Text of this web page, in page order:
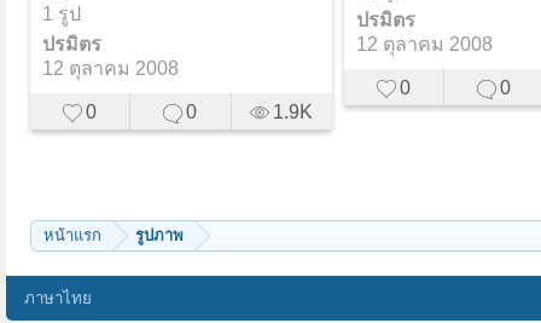
1 รูป
ปรมิตร
12 ตุลาคม 2008
0 0 1.9K
ปรมิตร
12 ตุลาคม 2008
0 0
หน้าแรก รูปภาพ
ภาษาไทย